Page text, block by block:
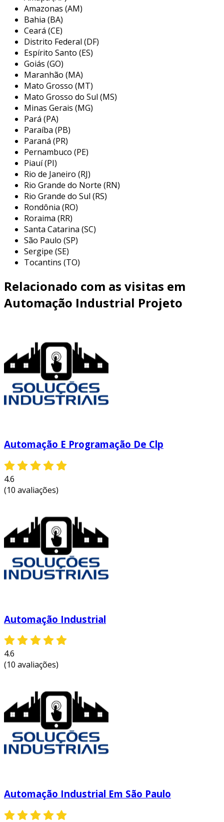
Amazonas (AM)
Bahia (BA)
Ceará (CE)
Distrito Federal (DF)
Espírito Santo (ES)
Goiás (GO)
Maranhão (MA)
Mato Grosso (MT)
Mato Grosso do Sul (MS)
Minas Gerais (MG)
Pará (PA)
Paraíba (PB)
Paraná (PR)
Pernambuco (PE)
Piauí (PI)
Rio de Janeiro (RJ)
Rio Grande do Norte (RN)
Rio Grande do Sul (RS)
Rondônia (RO)
Roraima (RR)
Santa Catarina (SC)
São Paulo (SP)
Sergipe (SE)
Tocantins (TO)
Relacionado com as visitas em
Automação Industrial Projeto
Automação E Programação De Clp
4.6
(10 avaliações)
Automação Industrial
4.6
(10 avaliações)
Automação Industrial Em São Paulo